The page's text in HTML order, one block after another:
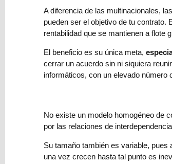
Modelo
303
de
Hacienda
para
correctores
El
jardinero
A diferencia de las multinacionales,
pueden ser el objetivo de tu
rentabilidad que se mantienen a flote
El beneficio es su única meta,
cerrar un acuerdo sin ni siquiera
informáticos, con un elevado número
No existe un modelo homogéneo de
por las relaciones de
Su tamaño también es variable,
una vez crecen hasta tal punto es